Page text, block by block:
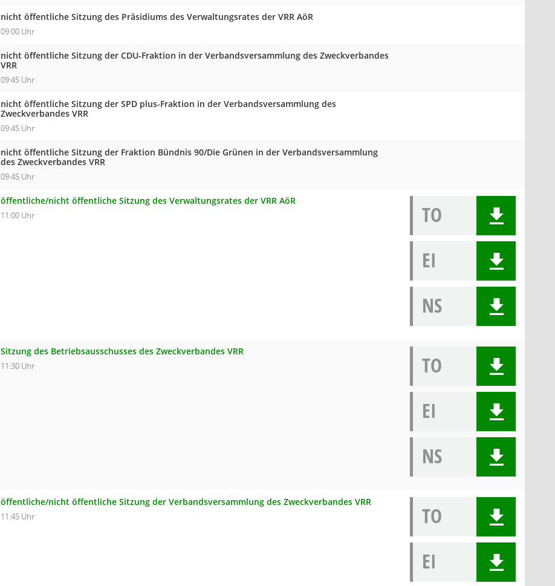
nicht öffentliche Sitzung des Präsidiums des Verwaltungsrates der VRR AöR
09:00 Uhr
nicht öffentliche Sitzung der CDU-Fraktion in der Verbandsversammlung des Zweckverbandes
VRR
09:45 Uhr
nicht öffentliche Sitzung der SPD plus-Fraktion in der Verbandsversammlung des
Zweckverbandes VRR
09:45 Uhr
nicht öffentliche Sitzung der Fraktion Bündnis 90/Die Grünen in der Verbandsversammlung
des Zweckverbandes VRR
09:45 Uhr
öffentliche/nicht öffentliche Sitzung des Verwaltungsrates der VRR AöR
11:00 Uhr
TO
EI
NS
Sitzung des Betriebsausschusses des Zweckverbandes VRR
11:30 Uhr
TO
EI
NS
öffentliche/nicht öffentliche Sitzung der Verbandsversammlung des Zweckverbandes VRR
11:45 Uhr
TO
EI